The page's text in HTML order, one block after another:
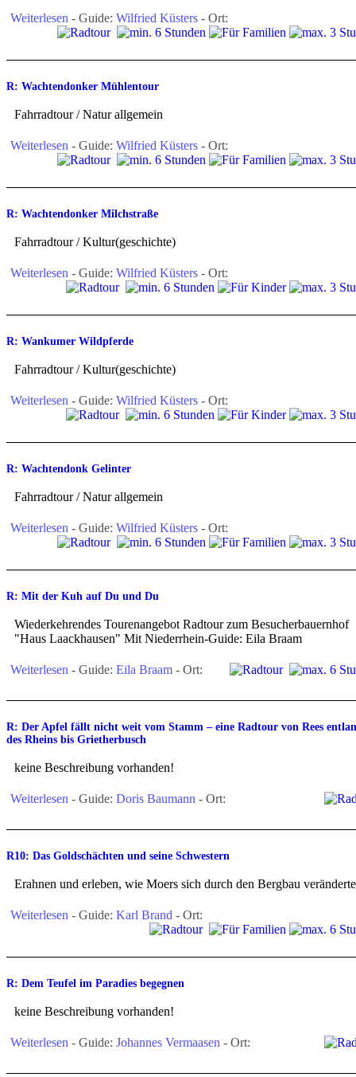
Weiterlesen - Guide: Wilfried Küsters - Ort:
R: Wachtendonker Mühlentour
Fahrradtour / Natur allgemein
Weiterlesen - Guide: Wilfried Küsters - Ort:
R: Wachtendonker Milchstraße
Fahrradtour / Kultur(geschichte)
Weiterlesen - Guide: Wilfried Küsters - Ort:
R: Wankumer Wildpferde
Fahrradtour / Kultur(geschichte)
Weiterlesen - Guide: Wilfried Küsters - Ort:
R: Wachtendonk Gelinter
Fahrradtour / Natur allgemein
Weiterlesen - Guide: Wilfried Küsters - Ort:
R: Mit der Kuh auf Du und Du
Wiederkehrendes Tourenangebot Radtour zum Besucherbauernhof
"Haus Laackhausen" Mit Niederrhein-Guide: Eila Braam
Weiterlesen - Guide: Eila Braam - Ort:
R: Der Apfel fällt nicht weit vom Stamm – eine Radtour von Rees
des Rheins bis Grietherbusch
keine Beschreibung vorhanden!
Weiterlesen - Guide: Doris Baumann - Ort:
R10: Das Goldschächten und seine Schwestern
Erahnen und erleben, wie Moers sich durch den Bergbau
Weiterlesen - Guide: Karl Brand - Ort:
R: Dem Teufel im Paradies begegnen
keine Beschreibung vorhanden!
Weiterlesen - Guide: Johannes Vermaasen - Ort: